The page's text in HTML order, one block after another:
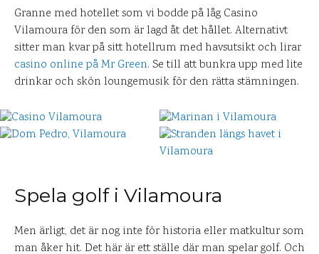
Granne med hotellet som vi bodde på låg Casino
Vilamoura för den som är lagd åt det hållet. Alternativt
sitter man kvar på sitt hotellrum med havsutsikt och lirar
casino online på Mr Green. Se till att bunkra upp med lite
drinkar och skön loungemusik för den rätta stämningen.
Spela golf i Vilamoura
Men ärligt, det är nog inte för historia eller matkultur som
man åker hit. Det här är ett ställe där man spelar golf. Och